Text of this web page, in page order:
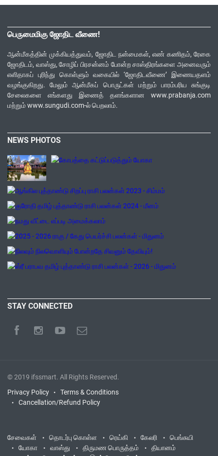
பெருமைமிகு ஜோதிட வீணை!
ஆன்மீகத்தின் முக்கியத்துவம், ஜோதிட நன்மைகள், எண் கணிதம், ரேகை
ஜோதிடம், வாஸ்து, சோழிப் பிரசன்னம் போன்ற சாஸ்திரங்களை அனைவரும்
எளிதாகப் புரிந்து கொள்ளும் வகையில் ‘ஜோதிடவீணை’ இணையதளம்
வழங்குகிறது. மேலும் ஆன்மீகப் பொருட்கள் மற்றும் பாரம்பரிய சுங்குடி
சேலைகளை எங்களது இணைத் தளங்களான www.prabanja.com
மற்றும் www.sungudi.com-ல் பெறலாம்.
NEWS PHOTOS
STAY CONNECTED
© 2019 ifssmart. All Rights Reserved.
Privacy Policy
Terms & Conditions
Cancellation/Refund Policy
சேவைகள் தொடர்பு கொள்ள ரெய்கி கேலரி
பெங்சுயி
யோகா
வாஸ்து திருமண பொருத்தம்
தியானம்